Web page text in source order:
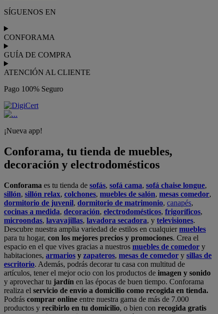
SÍGUENOS EN
CONFORAMA
GUÍA DE COMPRA
ATENCIÓN AL CLIENTE
Pago 100% Seguro
¡Nueva app!
Conforama, tu tienda de muebles,
decoración y electrodomésticos
Conforama es tu tienda de sofás, sofá cama, sofá chaise longue,
sillón, sillón relax, colchones, muebles de salón, mesas comedor,
dormitorio de juvenil, dormitorio de matrimonio, canapés,
cocinas a medida, decoración, electrodomésticos, frigoríficos,
microondas, lavavajillas, lavadora secadora, y televisiones.
Descubre nuestra amplia variedad de estilos en cualquiermuebles
para tu hogar, con los mejores precios y promociones. Crea el
espacio en el que vives gracias a nuestros muebles de comedor y
habitaciones, armarios y zapateros, mesas de comedor y sillas de
escritorio. Además, podrás decorar tu casa con multitud de
artículos, tener el mejor ocio con los productos de imagen y sonido
y aprovechar tu jardín en las épocas de buen tiempo. Conforama
realiza el servicio de envío a domicilio como recogida en tienda.
Podrás comprar online entre nuestra gama de más de 7.000
productos y recibirlo en tu domicilio, o bien con recogida gratis